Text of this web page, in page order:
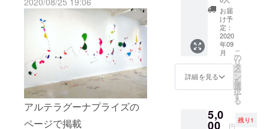
のためキャンセル～』開始
します。ご支援の程よろし
くお願いいたします。
https://camp-
fire.jp/projects/view/292406f
acebook,Instagtamページ で
随時レポートしておりま
りあっておもしろくなると
いいです。マイクロフード
&amp;アイデアマーケット
https://yurakucho-micro.com/
三菱地所／マイクロな食、
コト、文化「カフェ＆展
示」で有楽町再開発
https://www-ryutsuu-
アルテラグーナプライズの
ページで掲載
ル、イ
ンク
お届
け予
定：
2020
年09
月
詳細を見る
こ
の
リ
タ
ー
ン
を
選
択
す
る
5,0
00 円
残り1